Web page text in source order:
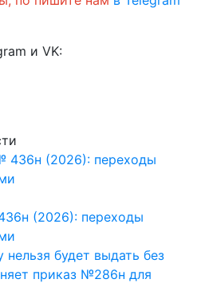
и VK:
(2026): переходы